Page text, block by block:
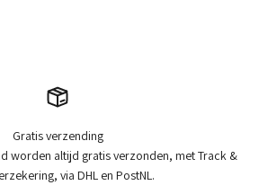
Gratis verzending
worden altijd gratis verzonden, met Track &
via DHL en PostNL.